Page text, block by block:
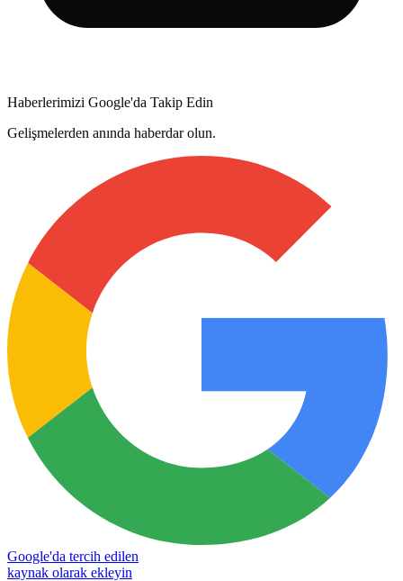
Haberlerimizi Google'da Takip Edin
Gelişmelerden anında haberdar olun.
Google'da tercih edilen
kaynak olarak ekleyin